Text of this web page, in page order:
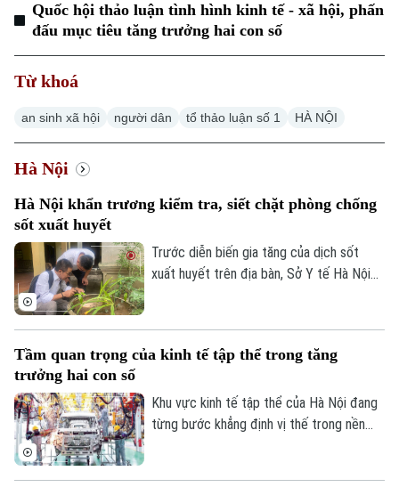
Chuyên mục
Thời sự
Xã hội
An ninh trật tự
Công nghệ
Khoảnh khắc Hà Nội
Ẩm thực
Tin tức
Quân sự
Hồ sơ
Kinh tế
Tin tức
Cafe sáng
Tài chính Ngân hàng
Doanh nghiệp
Nhà đất
Tin tức
Căn hộ
Đất đai
Kinh nghiệm
Tàu và Xe
Ô tô
Tàu
Xe máy
Giáo dục
Tin tức
Tuyển sinh
Hướng nghiệp
Văn hóa
Tin tức
Sức khỏe
Quốc hội thảo luận tình hình kinh tế - xã hội, phấn
đấu mục tiêu tăng trưởng hai con số
Từ khoá
an sinh xã hội người dân tổ thảo luận số 1 HÀ NỘI
Hà Nội
Hà Nội khẩn trương kiểm tra, siết chặt phòng chống
sốt xuất huyết
Trước diễn biến gia tăng của dịch sốt
xuất huyết trên địa bàn, Sở Y tế Hà Nội
sẽ thành lập các đoàn kiểm tra, giám sát
phường.
Tầm quan trọng của kinh tế tập thể trong tăng
trưởng hai con số
Khu vực kinh tế tập thể của Hà Nội đang
từng bước khẳng định vị thế trong nền